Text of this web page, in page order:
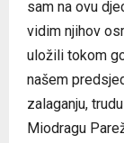
sam na ovu
vidim njihov
uložili tokom
našem
zalaganju,
Miodragu